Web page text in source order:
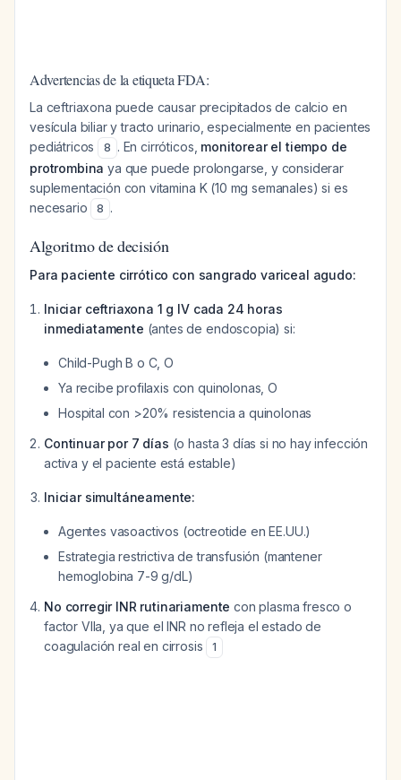
Advertencias de la etiqueta FDA:
La ceftriaxona puede causar precipitados de calcio en
vesícula biliar y tracto urinario, especialmente en pacientes
pediátricos
8 . En cirróticos, monitorear el tiempo de
protrombina ya que puede prolongarse, y considerar
suplementación con vitamina K (10 mg semanales) si es
necesario
8 .
Algoritmo de decisión
Para paciente cirrótico con sangrado variceal agudo:
Iniciar ceftriaxona 1 g IV cada 24 horas
inmediatamente (antes de endoscopia) si:
Child-Pugh B o C, O
Ya recibe profilaxis con quinolonas, O
Hospital con >20% resistencia a quinolonas
Continuar por 7 días (o hasta 3 días si no hay infección
activa y el paciente está estable)
Iniciar simultáneamente:
Agentes vasoactivos (octreotide en EE.UU.)
Estrategia restrictiva de transfusión (mantener
hemoglobina 7-9 g/dL)
No corregir INR rutinariamente con plasma fresco o
factor VIIa, ya que el INR no refleja el estado de
coagulación real en cirrosis
1